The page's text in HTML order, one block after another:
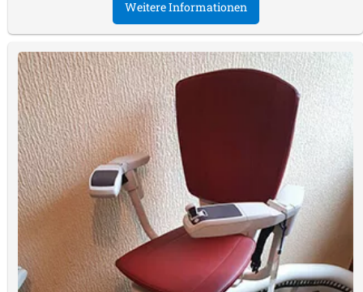
Weitere Informationen